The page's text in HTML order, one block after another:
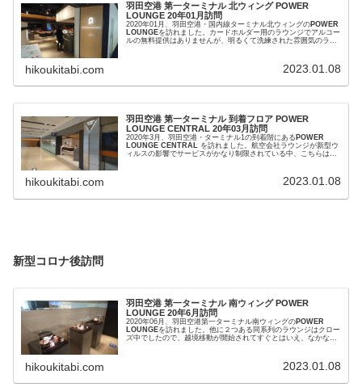
羽田空港 第一ターミナル 北ウィング POWER
LOUNGE 20年01月訪問
2020年01月、羽田空港・国内線ターミナル北ウィングの POWER
LOUNGEを訪れました。カードホルダー用のラウンジでアルコー
ルの無料提供はありませんが、明るくて洗練された雰囲気のラウ
hikoukitabi.com 2023.01.08
羽田空港 第一ターミナル 到着フロア POWER
LOUNGE CENTRAL 20年03月訪問
2020年3月、羽田空港・ターミナル1の到着階にある POWER
LOUNGE CENTRAL を訪れました。航空会社ラウンジが新型ウ
ィルスの影響でサービスがかなり制限されている中、こちらはな
hikoukitabi.com 2023.01.08
新型コロナ後訪問
羽田空港 第一ターミナル 南ウィング POWER
LOUNGE 20年6月訪問
2020年06月、羽田空港第一ターミナル南ウィングの POWER
LOUNGEを訪れました。他に２つある同系列のラウンジはクロー
ズ中でしたので、越境移動が開始されてすぐとはいえ、なかなか
hikoukitabi.com 2023.01.08